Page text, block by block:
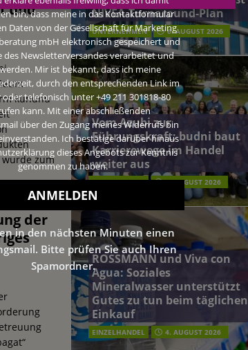
an und beschließt NIVEA-Turnaround-Plan
und
kununu
wurde zum
der
NIVEA-Turnaround-Plan
UNTERNEHMEN 6. AUGUST 2026
Vom Azubi zur
Führungskraft: budni baut
Karrierewege im Handel
weiter aus
EINZELHANDEL 5. AUGUST 2026
ROSSMANN und Viva con
Agua: Soziales
Mineralwasser unterstützt
Gutes zu tun beim täglichen
Einkauf
EINZELHANDEL 4. AUGUST 2026
bin, dass meine in das Kontaktformular
Daten von der Gesellschaft für Marketing
mbH elektronisch gespeichert und
des Newsletterversandes verarbeitet und
Mir ist bekannt, dass ich meine
durch den entsprechenden Link im
telefonisch unter +49 211 301818-80
kann. Mit einer abschließenden
über den Zugang meines Widerrufs bin
Ich bestätige darüber hinaus
dieses Angebots zur Kenntnis
genommen zu haben.
in den nächsten Minuten einen
Bitte prüfen Sie auch Ihren
Spamordner.